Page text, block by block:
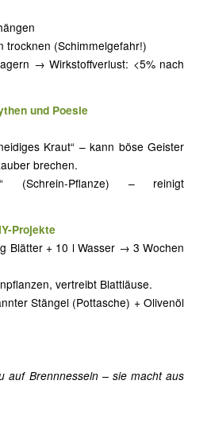
trocknen (Schimmelgefahr!)
→ Wirkstoffverlust: <5% nach
und Poesie
Kraut“ – kann böse Geister
brechen.
(Schrein-Pflanze) – reinigt
Projekte
Blätter + 10 l Wasser → 3 Wochen
vertreibt Blattläuse.
Stängel (Pottasche) + Olivenöl
auf Brennnesseln – sie macht aus